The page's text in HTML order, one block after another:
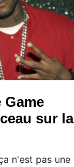
Game
sur la
n'est pas une